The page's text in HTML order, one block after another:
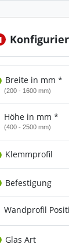
Breite in mm *
(200 - 1600 mm)
Höhe in mm *
(400 - 2500 mm)
Klemmprofil
Befestigung
Wandprofil
Glas Art